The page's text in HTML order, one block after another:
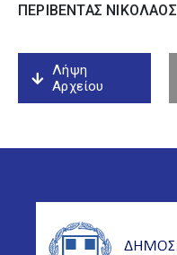
ΠΕΡΙΒΕΝΤΑΣ ΝΙΚΟΛΑΟΣ
Λήψη
Αρχείου